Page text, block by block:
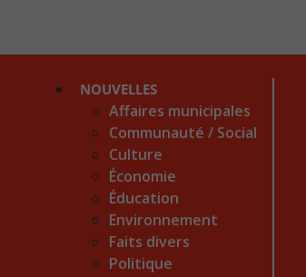
NOUVELLES
Affaires municipales
Communauté / Social
Culture
Économie
Éducation
Environnement
Faits divers
Politique